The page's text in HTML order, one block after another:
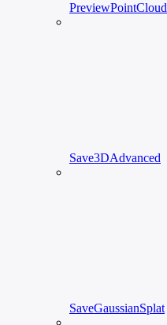
PreviewPointCloud
Save3DAdvanced
SaveGaussianSplat